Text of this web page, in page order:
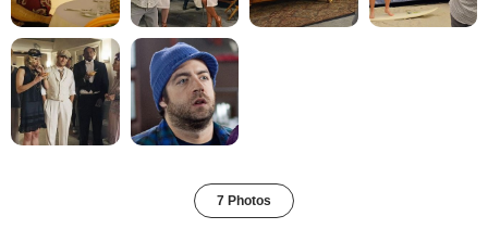
7 Photos